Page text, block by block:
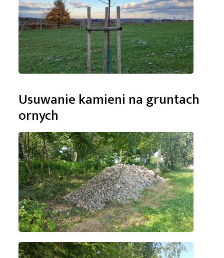
Usuwanie kamieni na gruntach
ornych